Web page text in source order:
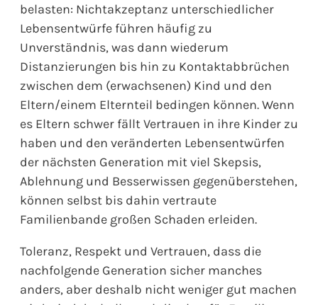
belasten: Nichtakzeptanz unterschiedlicher
Lebensentwürfe führen häufig zu
Unverständnis, was dann wiederum
Distanzierungen bis hin zu Kontaktabbrüchen
zwischen dem (erwachsenen) Kind und den
Eltern/einem Elternteil bedingen können. Wenn
es Eltern schwer fällt Vertrauen in ihre Kinder zu
haben und den veränderten Lebensentwürfen
der nächsten Generation mit viel Skepsis,
Ablehnung und Besserwissen gegenüberstehen,
können selbst bis dahin vertraute
Familienbande großen Schaden erleiden.
Toleranz, Respekt und Vertrauen, dass die
nachfolgende Generation sicher manches
anders, aber deshalb nicht weniger gut machen